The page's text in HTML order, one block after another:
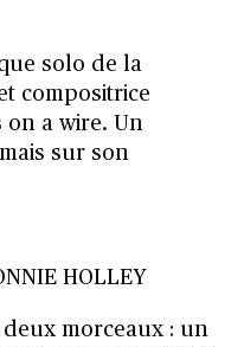
solo de la
compositrice
on a wire. Un
sur son
HOLLEY
morceaux : un